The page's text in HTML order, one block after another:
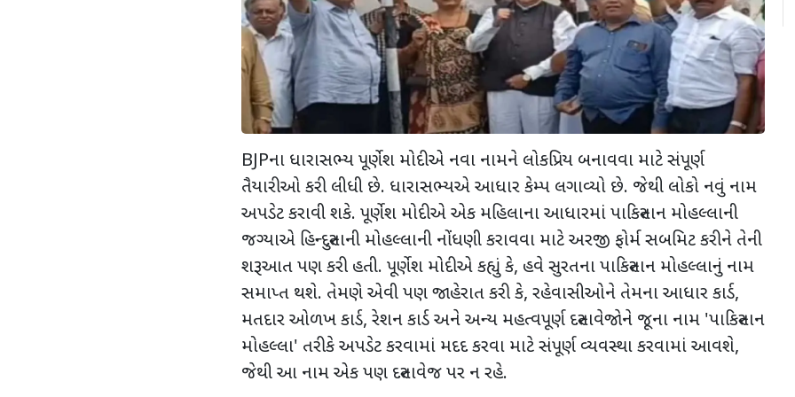
BJPના ધારાસભ્ય પૂર્ણેશ મોદીએ નવા નામને લોકપ્રિય બનાવવા માટે સંપૂર્ણ
તૈયારીઓ કરી લીધી છે. ધારાસભ્યએ આધાર કેમ્પ લગાવ્યો છે. જેથી લોકો નવું નામ
અપડેટ કરાવી શકે. પૂર્ણેશ મોદીએ એક મહિલાના આધારમાં પાકિસ્તાન મોહલ્લાની
જગ્યાએ હિન્દુસ્તાની મોહલ્લાની નોંધણી કરાવવા માટે અરજી ફોર્મ સબમિટ કરીને તેની
શરૂઆત પણ કરી હતી. પૂર્ણેશ મોદીએ કહ્યું કે, હવે સુરતના પાકિસ્તાન મોહલ્લાનું નામ
સમાપ્ત થશે. તેમણે એવી પણ જાહેરાત કરી કે, રહેવાસીઓને તેમના આધાર કાર્ડ,
મતદાર ઓળખ કાર્ડ, રેશન કાર્ડ અને અન્ય મહત્વપૂર્ણ દસ્તાવેજોને જૂના નામ 'પાકિસ્તાન
મોહલ્લા' તરીકે અપડેટ કરવામાં મદદ કરવા માટે સંપૂર્ણ વ્યવસ્થા કરવામાં આવશે,
જેથી આ નામ એક પણ દસ્તાવેજ પર ન રહે.